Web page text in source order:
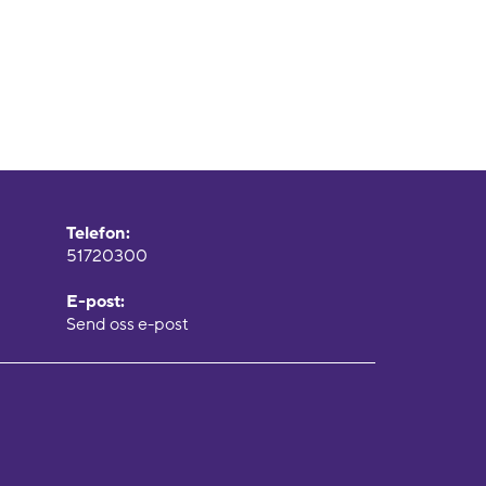
Telefon:
51720300
E-post:
Send oss e-post